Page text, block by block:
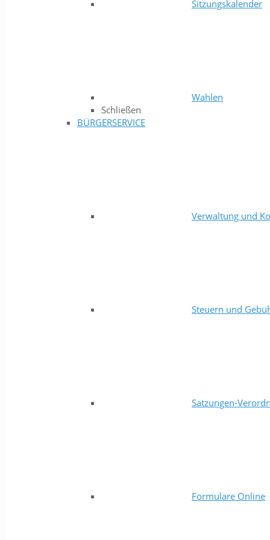
Sitzungskalender
Wahlen
Schließen
BÜRGERSERVICE
Verwaltung und
Steuern und
Satzungen-
Formulare Online